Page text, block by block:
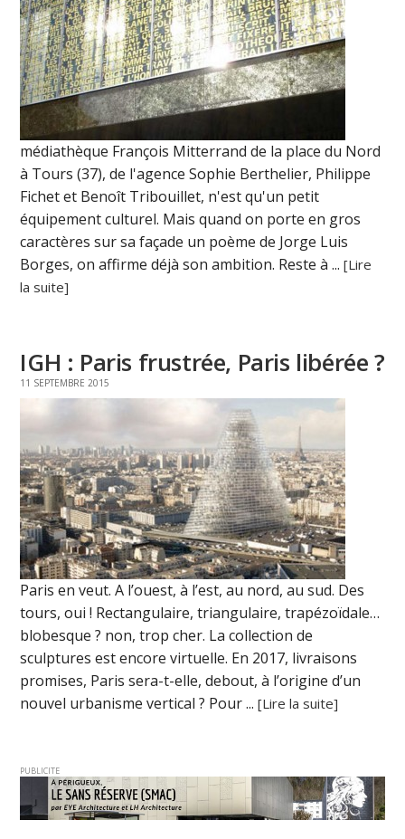
médiathèque François Mitterrand de la place du Nord
à Tours (37), de l'agence Sophie Berthelier, Philippe
Fichet et Benoît Tribouillet, n'est qu'un petit
équipement culturel. Mais quand on porte en gros
caractères sur sa façade un poème de Jorge Luis
Borges, on affirme déjà son ambition. Reste à ...[Lire
la suite]
IGH : Paris frustrée, Paris libérée ?
11 SEPTEMBRE 2015
Paris en veut. A l’ouest, à l’est, au nord, au sud. Des
tours, oui ! Rectangulaire, triangulaire, trapézoïdale…
blobesque ? non, trop cher. La collection de
sculptures est encore virtuelle. En 2017, livraisons
promises, Paris sera-t-elle, debout, à l’origine d’un
nouvel urbanisme vertical ? Pour ...[Lire la suite]
PUBLICITE